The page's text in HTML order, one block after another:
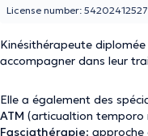
Kinésithérapeute
accompagner dans leur
Elle a également des
ATM (articualtion temporo
Fasciathérapie: approche
License number: 54202412527